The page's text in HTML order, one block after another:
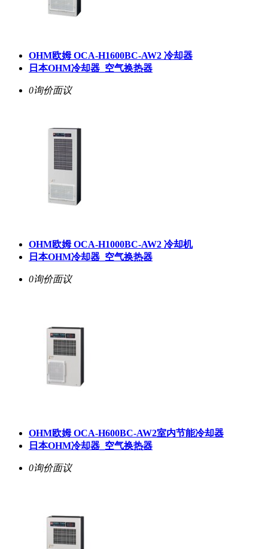
OHM欧姆 OCA-H1600BC-AW2 冷却器
日本OHM冷却器_空气换热器
0询价面议
OHM欧姆 OCA-H1000BC-AW2 冷却机
日本OHM冷却器_空气换热器
0询价面议
OHM欧姆 OCA-H600BC-AW2室内节能冷却器
日本OHM冷却器_空气换热器
0询价面议